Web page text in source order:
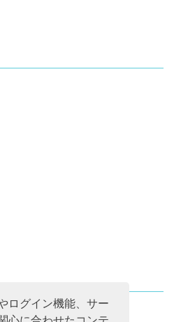
ログイン機能、サー